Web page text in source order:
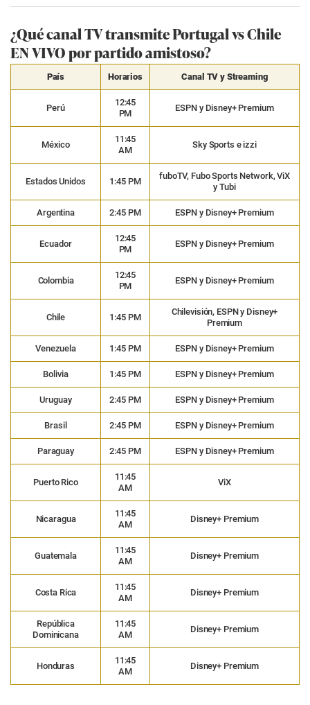
¿Qué canal TV transmite Portugal vs Chile
EN VIVO por partido amistoso?
País Horarios Canal TV y Streaming
Perú
12:45
PM
ESPN y Disney+ Premium
México
11:45
AM
Sky Sports e izzi
Estados Unidos 1:45 PM
fuboTV, Fubo Sports Network, ViX
y Tubi
Argentina 2:45 PM ESPN y Disney+ Premium
Ecuador
12:45
PM
ESPN y Disney+ Premium
Colombia
12:45
PM
ESPN y Disney+ Premium
Chile 1:45 PM
Chilevisión, ESPN y Disney+
Premium
Venezuela 1:45 PM ESPN y Disney+ Premium
Bolivia 1:45 PM ESPN y Disney+ Premium
Uruguay 2:45 PM ESPN y Disney+ Premium
Brasil 2:45 PM ESPN y Disney+ Premium
Paraguay 2:45 PM ESPN y Disney+ Premium
Puerto Rico
11:45
AM
ViX
Nicaragua
11:45
AM
Disney+ Premium
Guatemala
11:45
AM
Disney+ Premium
Costa Rica
11:45
AM
Disney+ Premium
República
Dominicana
11:45
AM
Disney+ Premium
Honduras
11:45
AM
Disney+ Premium